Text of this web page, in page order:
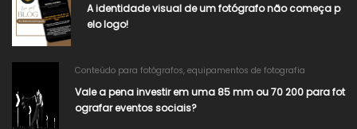
A identidade visual de um fotógrafo não começa p
elo logo!
Conteúdo para fotógrafos, equipamentos de fotografia
Vale a pena investir em uma 85 mm ou 70 200 para fot
ografar eventos sociais?